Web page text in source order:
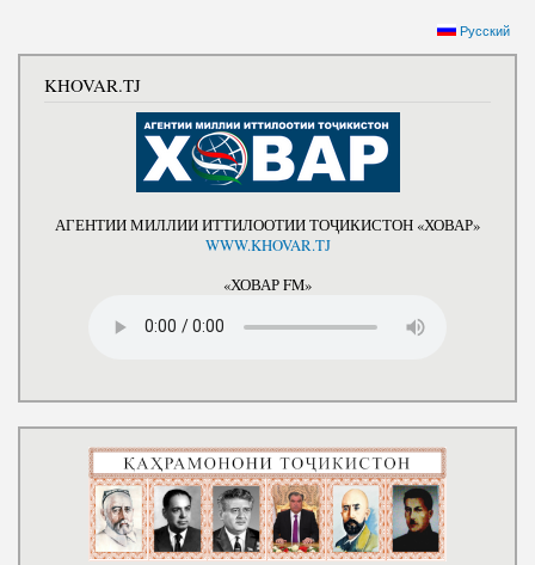
Русский
KHOVAR.TJ
АГЕНТИИ МИЛЛИИ ИТТИЛООТИИ ТОҶИКИСТОН «ХОВАР»
WWW.KHOVAR.TJ
«ХОВАР FM»